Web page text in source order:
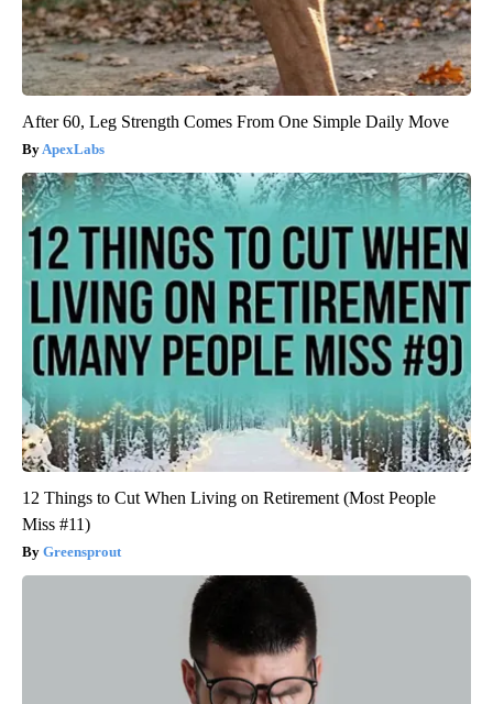
After 60, Leg Strength Comes From One Simple Daily Move
ApexLabs
12 Things to Cut When Living on Retirement (Most People
Miss #11)
Greensprout